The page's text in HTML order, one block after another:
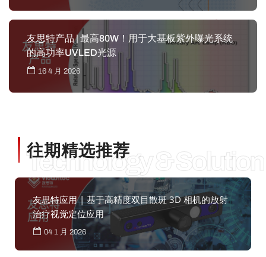
友思特产品 | 最高80W！用于大基板紫外曝光系统
的高功率UVLED光源
16 4 月 2026
Technology & Solution
往期精选推荐
友思特应用 | 基于高精度双目散斑 3D 相机的放射
治疗视觉定位应用
04 1 月 2026